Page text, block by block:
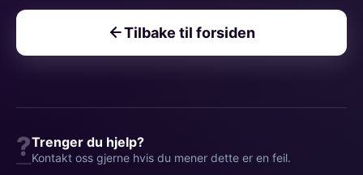
Tilbake til forsiden
?Trenger du hjelp?
Kontakt oss gjerne hvis du mener dette er en feil.